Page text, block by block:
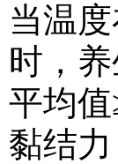
当温
时，
平均
黏结